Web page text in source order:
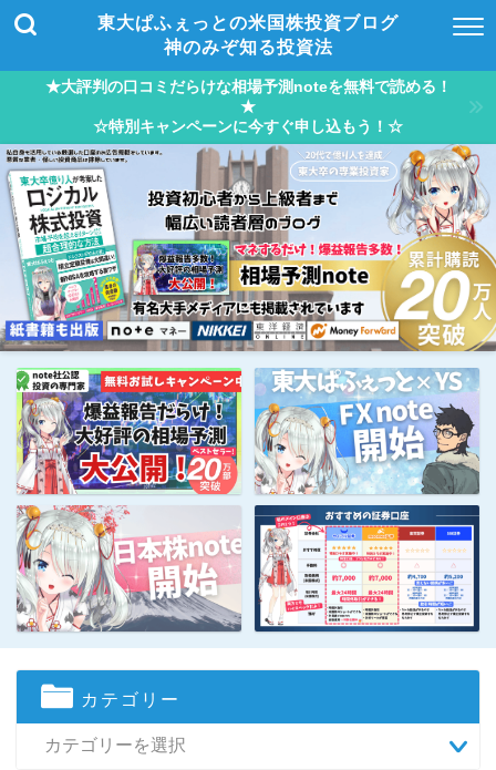
東大ぱふぇっとの米国株投資ブログ
神のみぞ知る投資法
★大評判の口コミだらけな相場予測noteを無料で読める！
★
☆特別キャンペーンに今すぐ申し込もう！☆
カテゴリー